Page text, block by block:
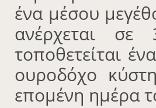
ένα μέσου
ανέρχεται
τοποθετείται
ουροδόχο
επομένη ημέρα